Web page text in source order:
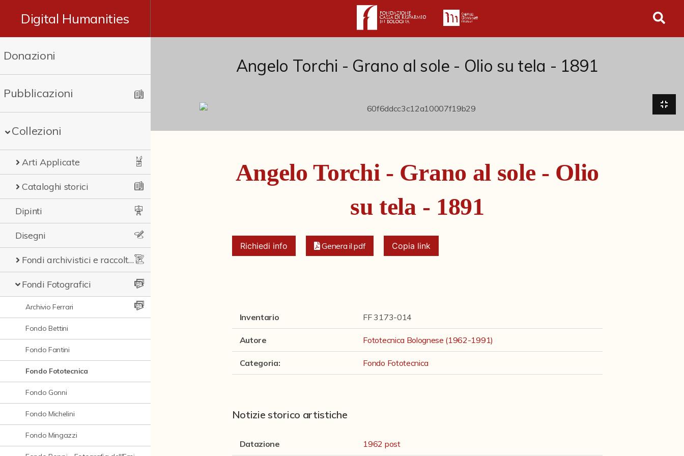
Digital Humanities
Donazioni
Pubblicazioni
Collezioni
Arti Applicate
Cataloghi storici
Dipinti
Disegni
Fondi archivistici e raccolte documentarie
Fondi Fotografici
Archivio Ferrari
Fondo Bettini
Fondo Fantini
Fondo Fototecnica
Fondo Gonni
Fondo Michelini
Fondo Mingazzi
Angelo Torchi - Grano al sole - Olio su tela - 1891
Angelo Torchi - Grano al sole - Olio
su tela - 1891
Richiedi info Genera il pdf Copia link
Inventario FF 3173-014
Autore Fototecnica Bolognese (1962-1991)
Categoria: Fondo Fototecnica
Notizie storico artistiche
Datazione 1962 post